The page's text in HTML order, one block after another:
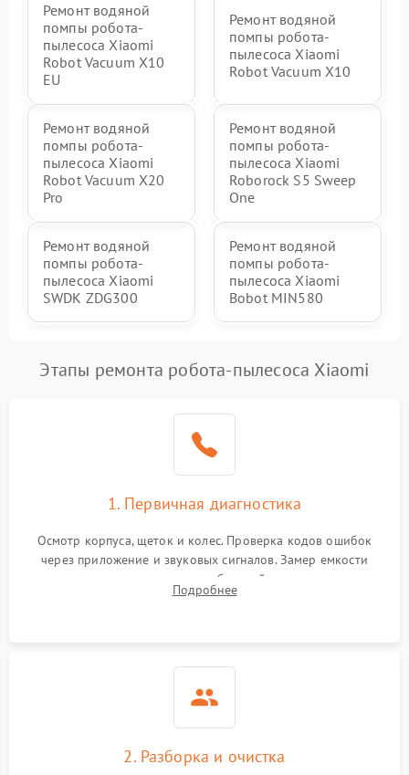
Ремонт водяной
помпы робота-
пылесоса Xiaomi
Robot Vacuum X10
EU
Ремонт водяной
помпы робота-
пылесоса Xiaomi
Robot Vacuum X10
Ремонт водяной
помпы робота-
пылесоса Xiaomi
Robot Vacuum X20
Pro
Ремонт водяной
помпы робота-
пылесоса Xiaomi
Roborock S5 Sweep
One
Ремонт водяной
помпы робота-
пылесоса Xiaomi
SWDK ZDG300
Ремонт водяной
помпы робота-
пылесоса Xiaomi
Bobot MIN580
Этапы ремонта робота-пылесоса Xiaomi
1. Первичная диагностика
Осмотр корпуса, щеток и колес. Проверка кодов ошибок
через приложение и звуковых сигналов. Замер емкости
аккумулятора и тестирование базовой станции зарядки.
Оценка работы лидара, бампера и датчиков падения для
Подробнее
2. Разборка и очистка